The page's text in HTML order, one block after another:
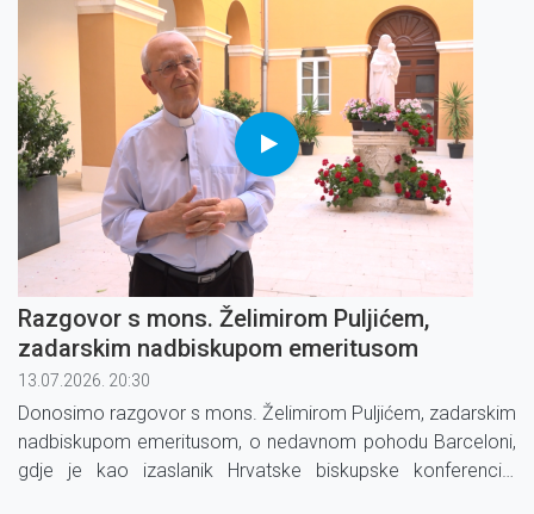
Razgovor s mons. Želimirom Puljićem,
zadarskim nadbiskupom emeritusom
13.07.2026. 20:30
Donosimo razgovor s mons. Želimirom Puljićem, zadarskim
nadbiskupom emeritusom, o nedavnom pohodu Barceloni,
gdje je kao izaslanik Hrvatske biskupske konferencije